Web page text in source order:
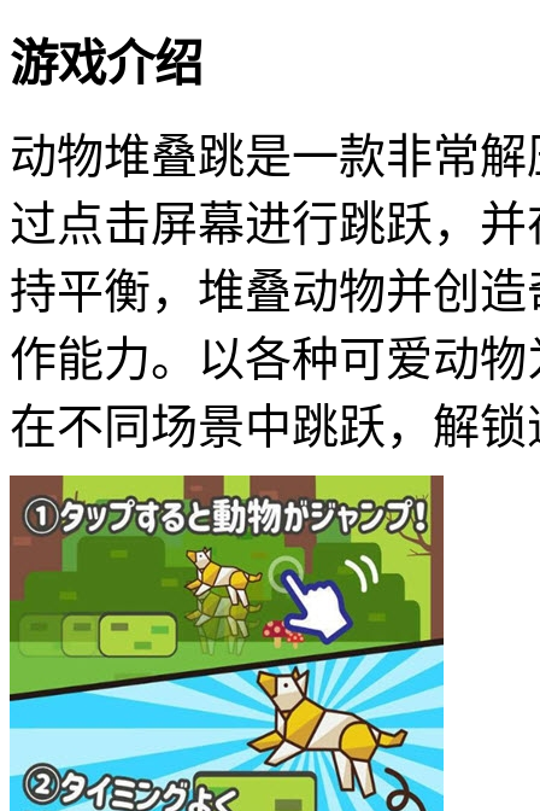
游戏介绍
动物堆叠跳是一款非常解
过点击屏幕进行跳跃，
持平衡，堆叠动物并创
作能力。以各种可爱动
在不同场景中跳跃，解